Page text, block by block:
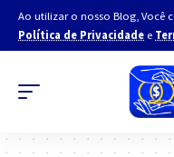
Ao utilizar o nosso Blog, Você
Política de Privacidade e